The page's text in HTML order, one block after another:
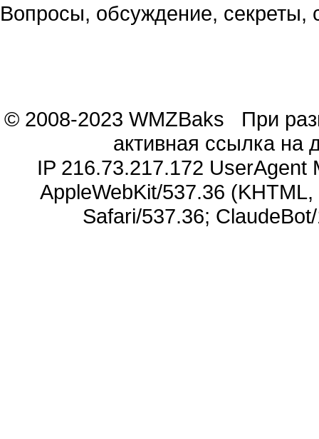
Вопросы, обсуждение,
© 2008-2023 WMZBaks При
активная ссылка на
IP 216.73.217.172 UserAgent
AppleWebKit/537.36
Safari/537.36;